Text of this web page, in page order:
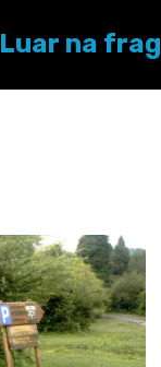
Luar na